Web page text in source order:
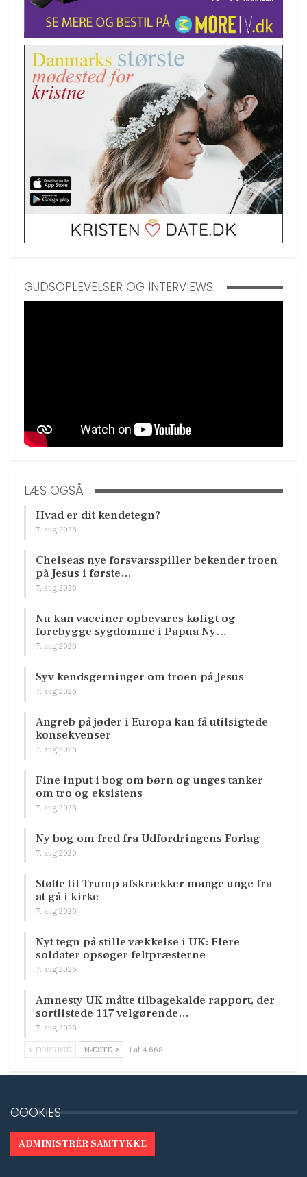
GUDSOPLEVELSER OG INTERVIEWS:
LÆS OGSÅ
Hvad er dit kendetegn?
7. aug 2026
Chelseas nye forsvarsspiller bekender troen
på Jesus i første…
7. aug 2026
Nu kan vacciner opbevares køligt og
forebygge sygdomme i Papua Ny…
7. aug 2026
Syv kendsgerninger om troen på Jesus
7. aug 2026
Angreb på jøder i Europa kan få utilsigtede
konsekvenser
7. aug 2026
Fine input i bog om børn og unges tanker
om tro og eksistens
7. aug 2026
Ny bog om fred fra Udfordringens Forlag
7. aug 2026
Støtte til Trump afskrækker mange unge fra
at gå i kirke
7. aug 2026
Nyt tegn på stille vækkelse i UK: Flere
soldater opsøger feltpræsterne
7. aug 2026
Amnesty UK måtte tilbagekalde rapport, der
sortlistede 117 velgørende…
7. aug 2026
FORRIGE NÆSTE 1 af 4.668
COOKIES
ADMINISTRÉR SAMTYKKE